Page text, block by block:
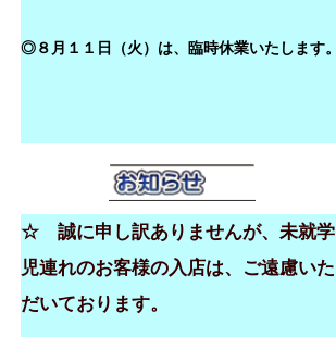
☆ 誠に申し訳ありませんが、未就学
児連れのお客様の入店は、ご遠慮いた
だいております。
◎８月１１日（火）は、臨時休業いたします。